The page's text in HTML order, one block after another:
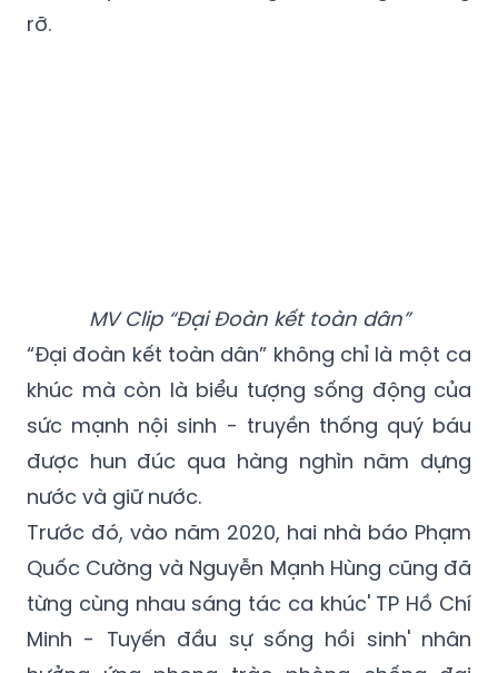
rỡ.
MV Clip “Đại Đoàn kết toàn dân”
“Đại đoàn kết toàn dân” không chỉ là một ca
khúc mà còn là biểu tượng sống động của
sức mạnh nội sinh - truyền thống quý báu
được hun đúc qua hàng nghìn năm dựng
nước và giữ nước.
Trước đó, vào năm 2020, hai nhà báo Phạm
Quốc Cường và Nguyễn Mạnh Hùng cũng đã
từng cùng nhau sáng tác ca khúc' TP Hồ Chí
Minh - Tuyến đầu sự sống hồi sinh' nhân